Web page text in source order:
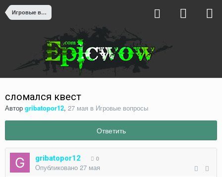
Игровые вопросы
сломался квест
Автор gribatopor12, 27 мая в Игровые вопросы
Ответить
gribatopor12 0
Опубликовано 27 мая